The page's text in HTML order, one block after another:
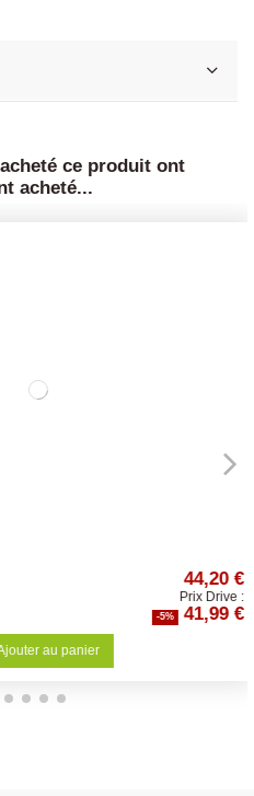
ce produit ont
acheté...
44,20 €
Prix Drive :
41,99 €
au panier